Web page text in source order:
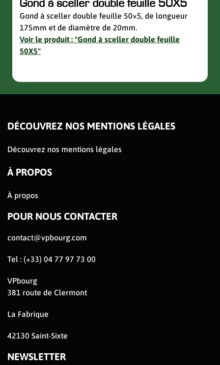
Gond à sceller double feuille 50X5
Gond à sceller double feuille 50×5, de longueur
175mm et de diamètre de 20mm.
Voir le produit : "Gond à sceller double feuille
50X5"
DÉCOUVREZ NOS MENTIONS LÉGALES
Découvrez nos mentions légales
À PROPOS
À propos
POUR NOUS CONTACTER
contact@vpbourg.com
Tel : (+33) 04 77 97 73 00
VPbourg
381 route de Clermont
La Fabrique
42130 Saint-Sixte
NEWSLETTER